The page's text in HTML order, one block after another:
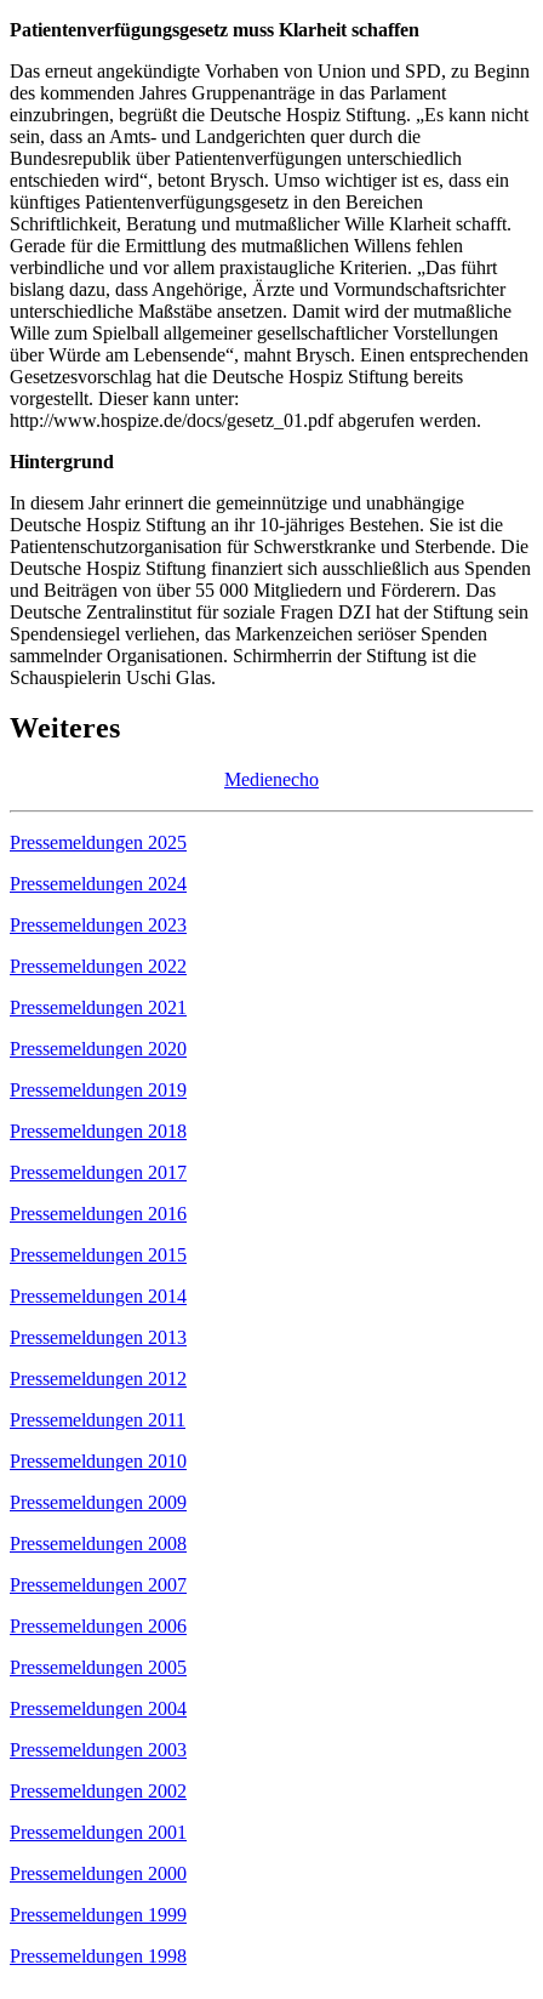
Patientenverfügungsgesetz muss Klarheit schaffen
Das erneut angekündigte Vorhaben von Union und SPD, zu Beginn
des kommenden Jahres Gruppenanträge in das Parlament
einzubringen, begrüßt die Deutsche Hospiz Stiftung. „Es kann nicht
sein, dass an Amts- und Landgerichten quer durch die
Bundesrepublik über Patientenverfügungen unterschiedlich
entschieden wird“, betont Brysch. Umso wichtiger ist es, dass ein
künftiges Patientenverfügungsgesetz in den Bereichen
Schriftlichkeit, Beratung und mutmaßlicher Wille Klarheit schafft.
Gerade für die Ermittlung des mutmaßlichen Willens fehlen
verbindliche und vor allem praxistaugliche Kriterien. „Das führt
bislang dazu, dass Angehörige, Ärzte und Vormundschaftsrichter
unterschiedliche Maßstäbe ansetzen. Damit wird der mutmaßliche
Wille zum Spielball allgemeiner gesellschaftlicher Vorstellungen
über Würde am Lebensende“, mahnt Brysch. Einen entsprechenden
Gesetzesvorschlag hat die Deutsche Hospiz Stiftung bereits
vorgestellt. Dieser kann unter:
http://www.hospize.de/docs/gesetz_01.pdf abgerufen werden.
Hintergrund
In diesem Jahr erinnert die gemeinnützige und unabhängige
Deutsche Hospiz Stiftung an ihr 10-jähriges Bestehen. Sie ist die
Patientenschutzorganisation für Schwerstkranke und Sterbende. Die
Deutsche Hospiz Stiftung finanziert sich ausschließlich aus Spenden
und Beiträgen von über 55 000 Mitgliedern und Förderern. Das
Deutsche Zentralinstitut für soziale Fragen DZI hat der Stiftung sein
Spendensiegel verliehen, das Markenzeichen seriöser Spenden
sammelnder Organisationen. Schirmherrin der Stiftung ist die
Schauspielerin Uschi Glas.
Weiteres
Medienecho
Pressemeldungen 2025
Pressemeldungen 2024
Pressemeldungen 2023
Pressemeldungen 2022
Pressemeldungen 2021
Pressemeldungen 2020
Pressemeldungen 2019
Pressemeldungen 2018
Pressemeldungen 2017
Pressemeldungen 2016
Pressemeldungen 2015
Pressemeldungen 2014
Pressemeldungen 2013
Pressemeldungen 2012
Pressemeldungen 2011
Pressemeldungen 2010
Pressemeldungen 2009
Pressemeldungen 2008
Pressemeldungen 2007
Pressemeldungen 2006
Pressemeldungen 2005
Pressemeldungen 2004
Pressemeldungen 2003
Pressemeldungen 2002
Pressemeldungen 2001
Pressemeldungen 2000
Pressemeldungen 1999
Pressemeldungen 1998